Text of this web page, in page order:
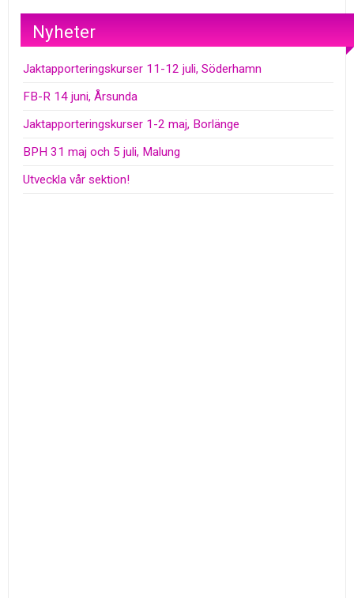
Nyheter
Jaktapporteringskurser 11-12 juli, Söderhamn
FB-R 14 juni, Årsunda
Jaktapporteringskurser 1-2 maj, Borlänge
BPH 31 maj och 5 juli, Malung
Utveckla vår sektion!